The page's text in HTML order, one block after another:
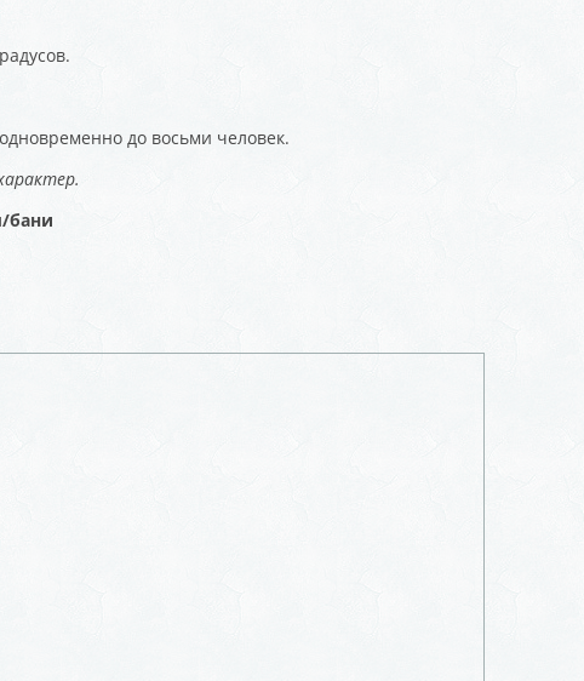
до восьми человек.
бани